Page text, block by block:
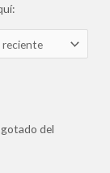
del